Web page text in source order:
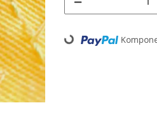
Loading...